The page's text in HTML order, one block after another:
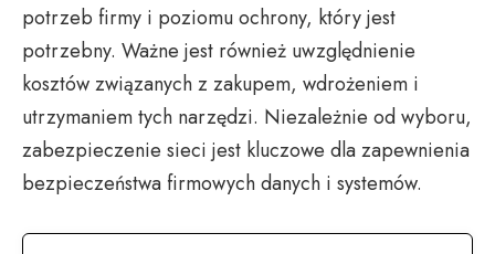
potrzeb firmy i poziomu ochrony, który jest
potrzebny. Ważne jest również uwzględnienie
kosztów związanych z zakupem, wdrożeniem i
utrzymaniem tych narzędzi. Niezależnie od wyboru,
zabezpieczenie sieci jest kluczowe dla zapewnienia
bezpieczeństwa firmowych danych i systemów.